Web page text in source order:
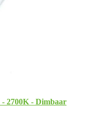
2700K - Dimbaar